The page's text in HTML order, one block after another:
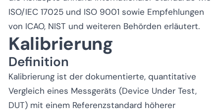
ISO/IEC 17025 und ISO 9001 sowie Empfehlungen
von ICAO, NIST und weiteren Behörden erläutert.
Kalibrierung
Definition
Kalibrierung ist der dokumentierte, quantitative
Vergleich eines Messgeräts (Device Under Test,
DUT) mit einem Referenzstandard höherer